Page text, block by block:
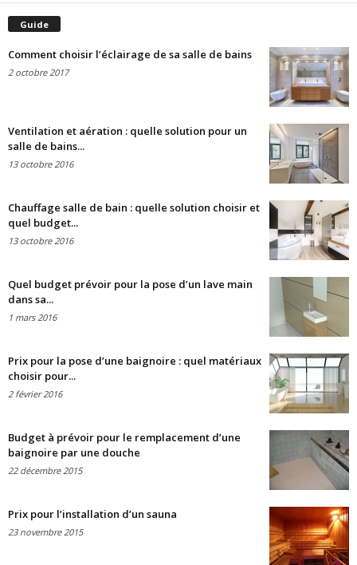
Guide
Comment choisir l’éclairage de sa salle de bains
2 octobre 2017
Ventilation et aération : quelle solution pour un
salle de bains...
13 octobre 2016
Chauffage salle de bain : quelle solution choisir et
quel budget...
13 octobre 2016
Quel budget prévoir pour la pose d’un lave main
dans sa...
1 mars 2016
Prix pour la pose d’une baignoire : quel matériaux
choisir pour...
2 février 2016
Budget à prévoir pour le remplacement d’une
baignoire par une douche
22 décembre 2015
Prix pour l’installation d’un sauna
23 novembre 2015